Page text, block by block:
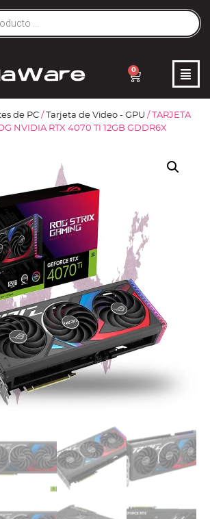
0
de PC / Tarjeta de Video - GPU / TARJETA
NVIDIA RTX 4070 TI 12GB GDDR6X